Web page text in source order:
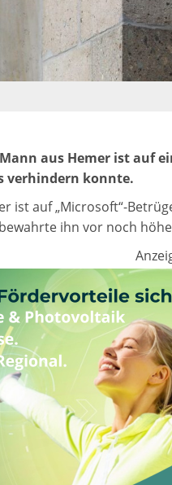
aus Hemer ist auf
verhindern konnte.
ist auf „Microsoft“-
ihn vor noch